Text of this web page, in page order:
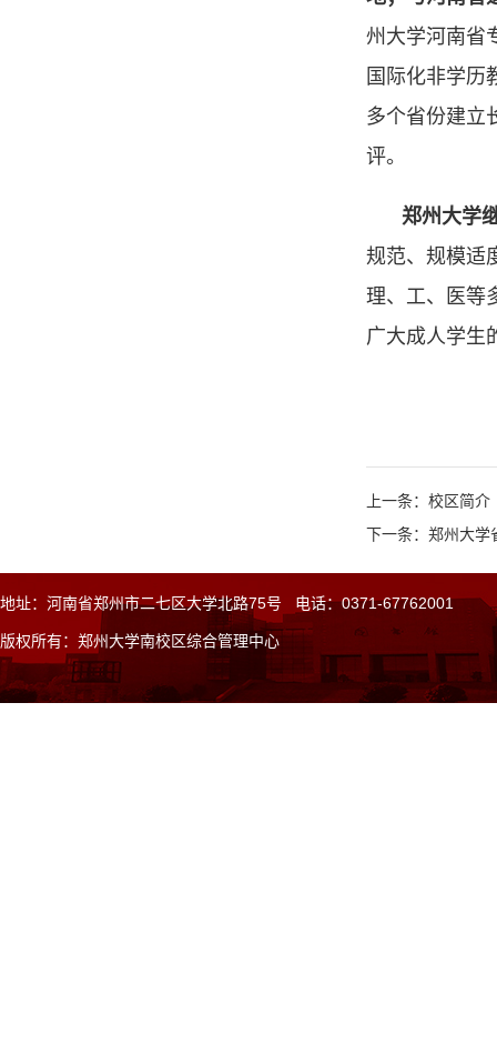
州大学河南省
国际化非学历
多个省份建立
评。
郑州大学
规范、规模适
理、工、医等
广大成人学生
上一条：校区简介
下一条：郑州大学
地址：河南省郑州市二七区大学北路75号 电话：0371-67762001
版权所有：郑州大学南校区综合管理中心